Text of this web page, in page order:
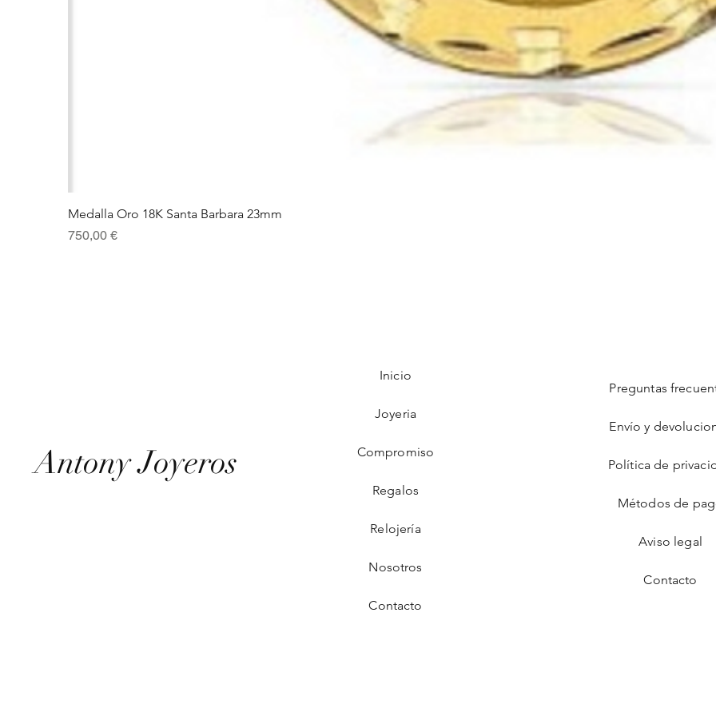
Medalla Oro 18K Santa Barbara 23mm
Precio
750,00 €
Antony Joyeros
Inicio
Joyeria
Compromiso
Regalos
Relojería
Nosotros
Contacto
Preguntas
Envío y
Política de
Métodos de
Aviso legal
Contacto